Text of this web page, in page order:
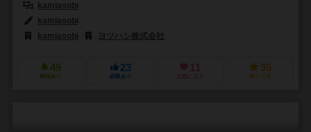
kamiasobi
kamiasobi
kamiasobi
ヨツハシ株式会社
49
興味あり
23
経験あり
11
お気に入り
35
持ってる